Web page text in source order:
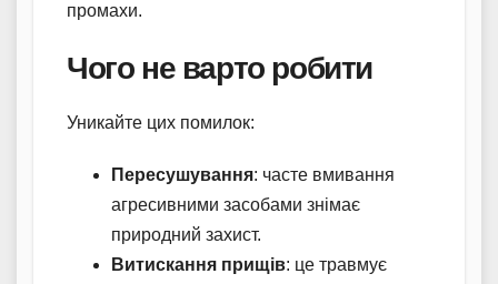
промахи.
Чого не варто робити
Уникайте цих помилок:
Пересушування: часте вмивання
агресивними засобами знімає
природний захист.
Витискання прищів: це травмує